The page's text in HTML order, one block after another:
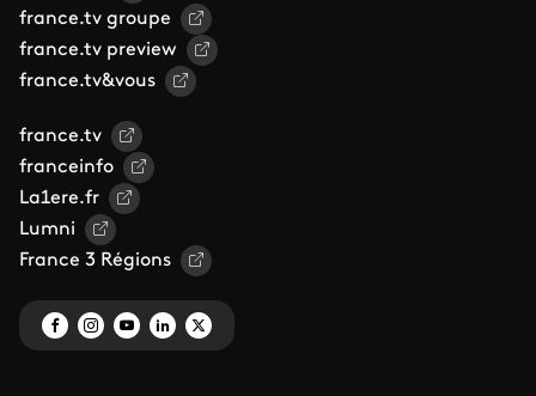
france.tv groupe
france.tv preview
france.tv&vous
france.tv
franceinfo
La1ere.fr
Lumni
France 3 Régions